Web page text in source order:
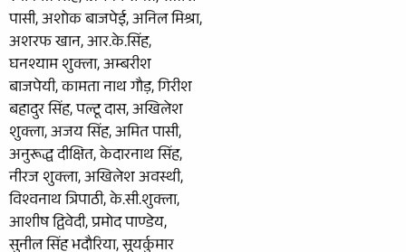
पासी, अशोक बाजपेई, अनिल मिश्रा,
अशरफ खान, आर.के.सिंह,
घनश्याम शुक्ला, अम्बरीश
बाजपेयी, कामता नाथ गौड़, गिरीश
बहादुर सिंह, पल्टू दास, अखिलेश
शुक्ला, अजय सिंह, अमित पासी,
अनुरूद्ध दीक्षित, केदारनाथ सिंह,
नीरज शुक्ला, अखिलेश अवस्थी,
विश्वनाथ त्रिपाठी, के.सी.शुक्ला,
आशीष द्विवेदी, प्रमोद पाण्डेय,